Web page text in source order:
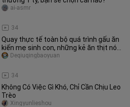
34
ai-asmr
Quay thực tế toàn bộ quá trình gấu ăn
kiến mẹ sinh con, những kẻ ăn thịt nó
làm sao nhẫn tâm đâm vào
34
Deqiuqingbaoyuan
Không Có Việc Gì Khó, Chỉ Cần Chịu Leo
Trèo
Xingyunlieshou